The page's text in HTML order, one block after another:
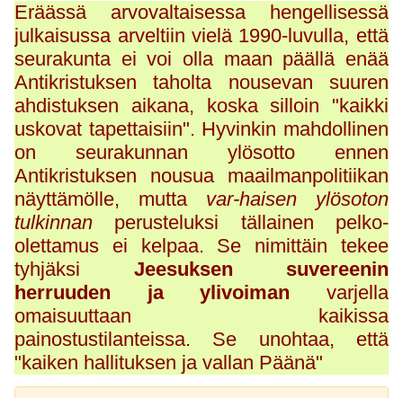
Eräässä arvovaltaisessa hengellisessä
julkaisussa arveltiin vielä 1990-luvulla, että
seurakunta ei voi olla maan päällä enää
Antikristuksen taholta nousevan suuren
ahdistuksen aikana, koska silloin "kaikki
uskovat tapettaisiin". Hyvinkin mahdollinen
on seurakunnan ylösotto ennen
Antikristuksen nousua maailmanpolitiikan
näyttämölle, mutta var-haisen ylösoton
tulkinnan perusteluksi tällainen pelko-
olettamus ei kelpaa. Se nimittäin tekee
tyhjäksi Jeesuksen suvereenin
herruuden ja ylivoiman varjella
omaisuuttaan kaikissa
painostustilanteissa. Se unohtaa, että
"kaiken hallituksen ja vallan Päänä"